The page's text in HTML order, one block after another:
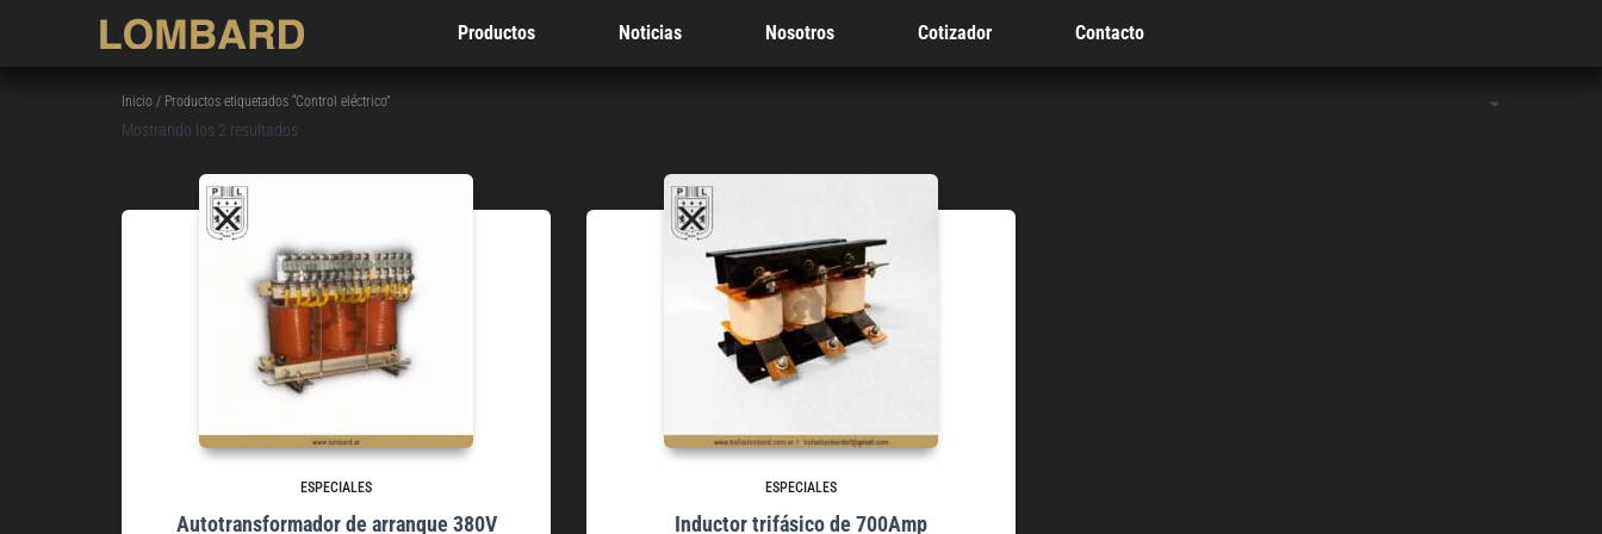
Productos Noticias Nosotros Cotizador Contacto
Inicio / Productos etiquetados “Control eléctrico”
Mostrando los 2 resultados
ESPECIALES
Autotransformador de arranque 380V
ESPECIALES
Inductor trifásico de 700Amp